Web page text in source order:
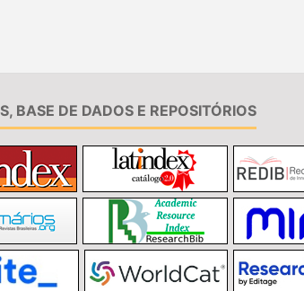
BASE DE DADOS E REPOSITÓRIOS